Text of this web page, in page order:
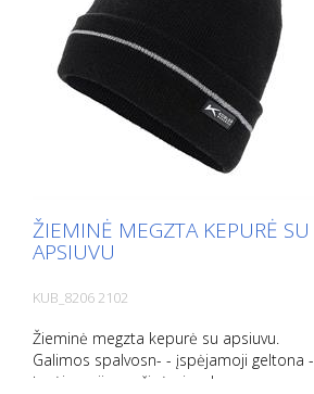
ŽIEMINĖ MEGZTA KEPURĖ SU
APSIUVU
KUB_8206 2102
Žieminė megzta kepurė su apsiuvu.
Galimos spalvosn- - įspėjamoji geltona -
įspėjamoji oranžinė - juoda